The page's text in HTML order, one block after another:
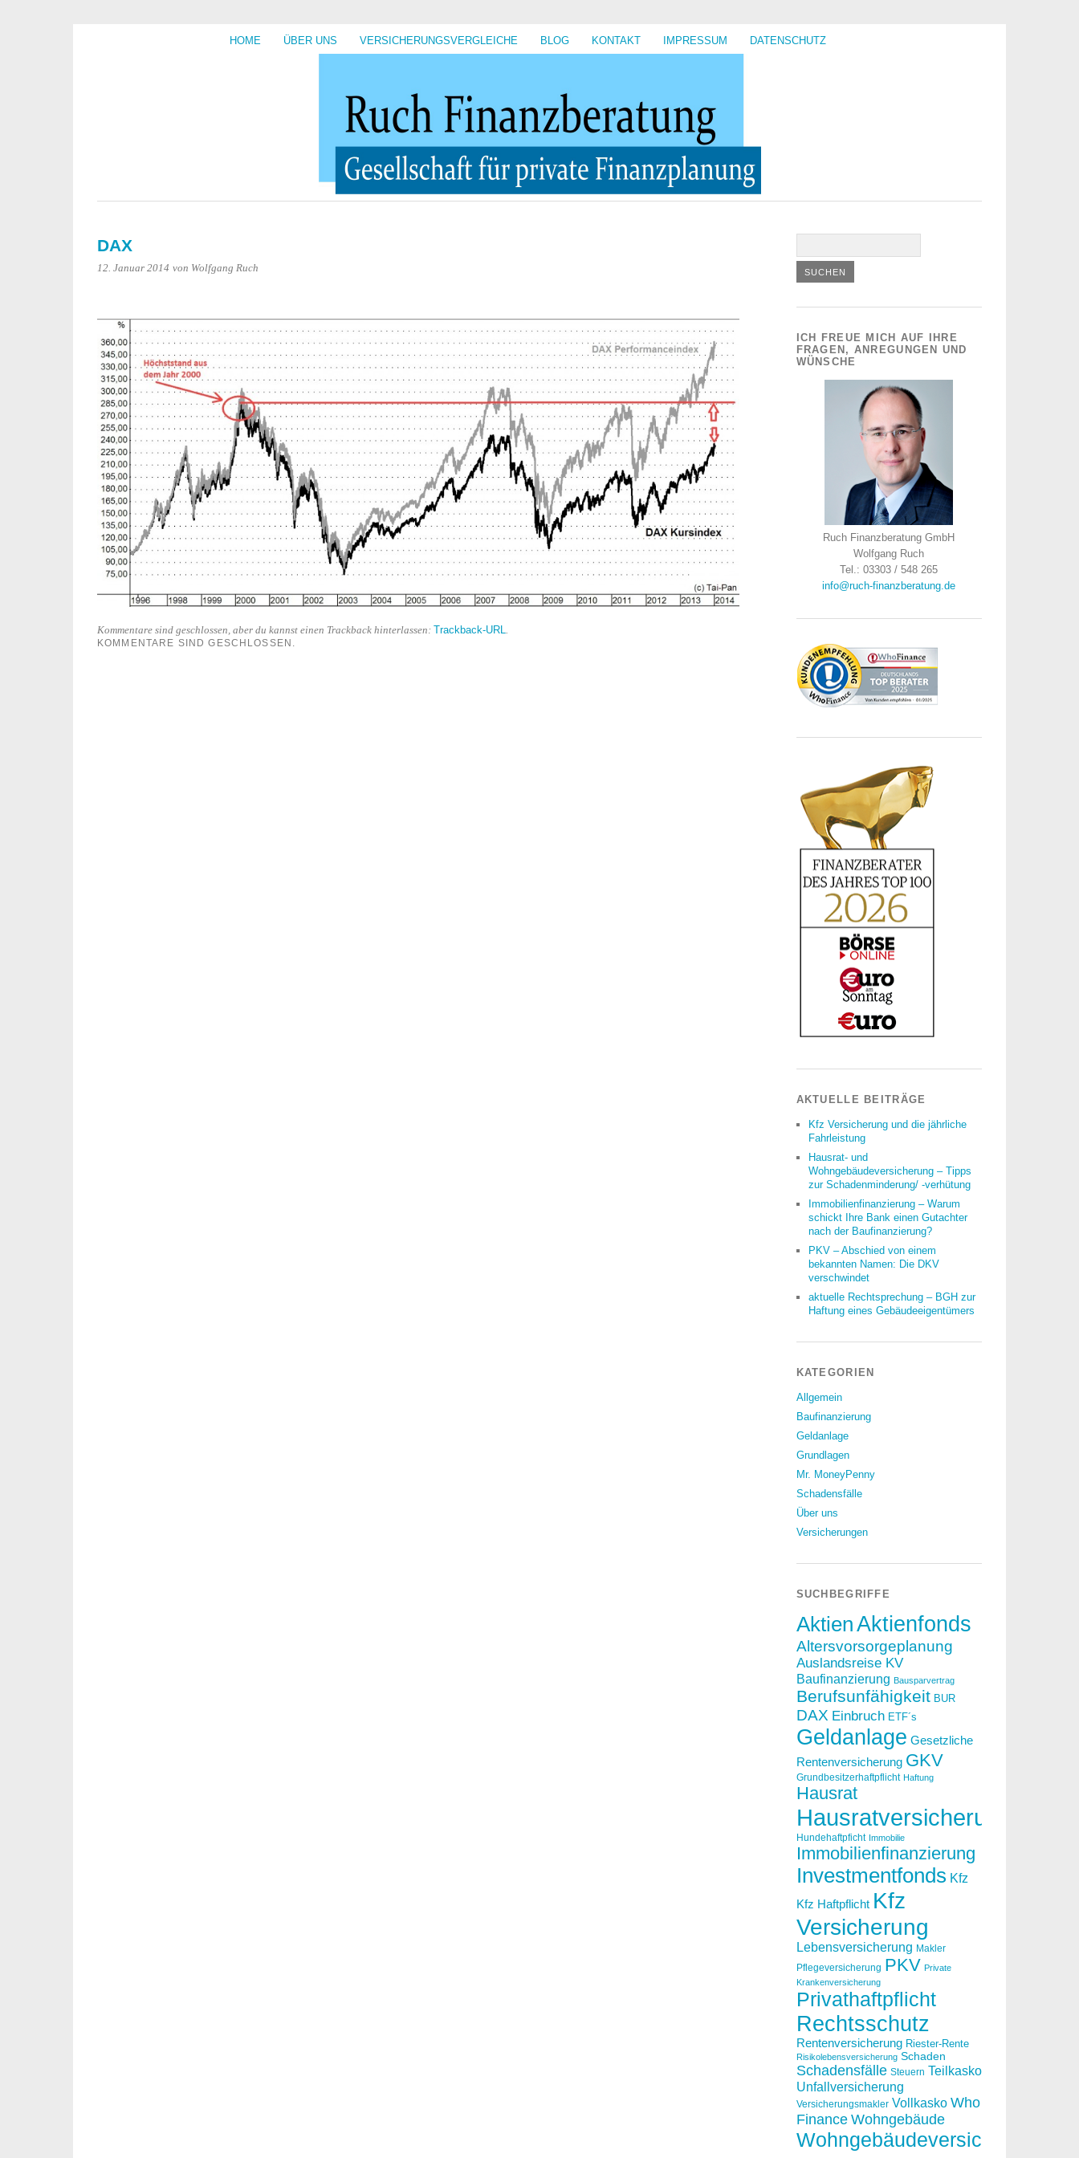
HOME ÜBER UNS VERSICHERUNGSVERGLEICHE BLOG KONTAKT IMPRESSUM DATENSCHUTZ
DAX
12. Januar 2014 von Wolfgang Ruch
Kommentare sind geschlossen, aber du kannst einen Trackback hinterlassen: Trackback-URL
KOMMENTARE SIND GESCHLOSSEN.
ICH FREUE MICH AUF IHRE
FRAGEN, ANREGUNGEN UND
WÜNSCHE
Ruch Finanzberatung GmbH
Wolfgang Ruch
Tel.: 03303 / 548 265
info@ruch-finanzberatung.de
AKTUELLE BEITRÄGE
Kfz Versicherung und die jährliche
Fahrleistung
Hausrat- und
Wohngebäudeversicherung – Tipps
zur Schadenminderung/ -verhütung
Immobilienfinanzierung – Warum
schickt Ihre Bank einen Gutachter
nach der Baufinanzierung?
PKV – Abschied von einem
bekannten Namen: Die DKV
verschwindet
aktuelle Rechtsprechung – BGH zur
Haftung eines Gebäudeeigentümers
KATEGORIEN
Allgemein
Baufinanzierung
Geldanlage
Grundlagen
Mr. MoneyPenny
Schadensfälle
Über uns
Versicherungen
SUCHBEGRIFFE
AktienAktienfonds
Altersvorsorgeplanung
Auslandsreise KV
Baufinanzierung Bausparvertrag
Berufsunfähigkeit BUR
DAX Einbruch ETF´s
Geldanlage Gesetzliche
Rentenversicherung GKV
Grundbesitzerhaftpflicht Haftung
Hausrat
Hausratversicherung
Hundehaftpficht Immobilie
Immobilienfinanzierung
Investmentfonds Kfz
Kfz Haftpflicht Kfz
Versicherung
Lebensversicherung Makler
Pflegeversicherung PKV Private
Krankenversicherung
Privathaftpflicht
Rechtsschutz
Rentenversicherung Riester-Rente
Risikolebensversicherung Schaden
Schadensfälle Steuern Teilkasko
Unfallversicherung
Versicherungsmakler Vollkasko Who
Finance Wohngebäude
Wohngebäudeversicherung